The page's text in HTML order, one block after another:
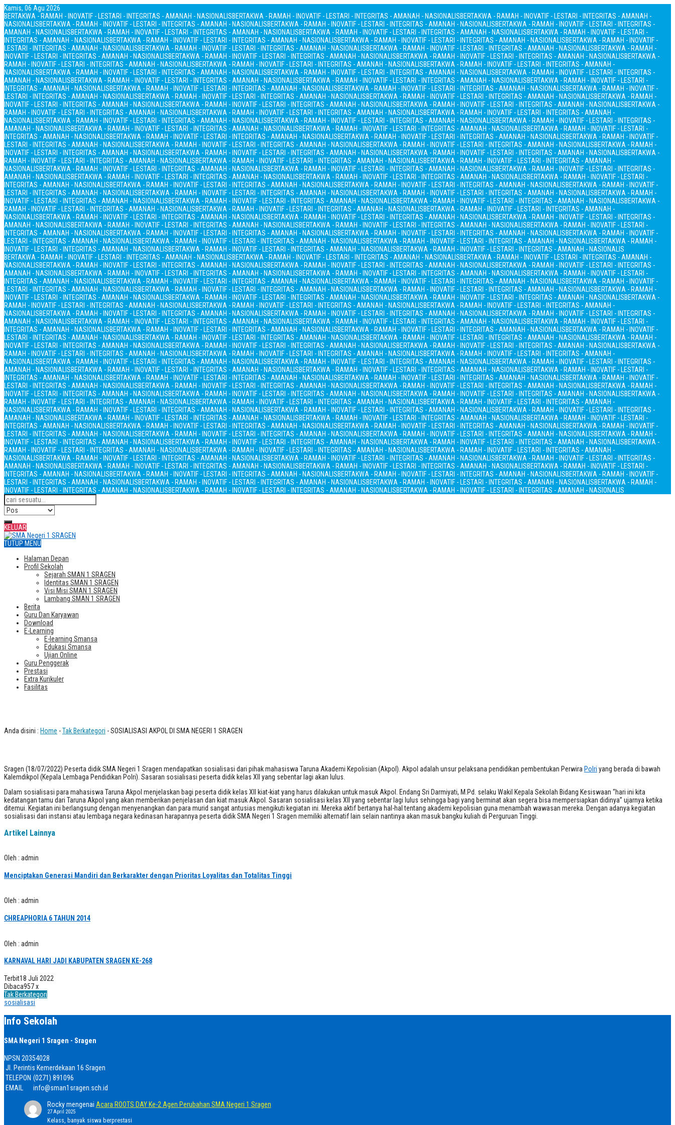
Kamis, 06 Agu 2026
BERTAKWA - RAMAH - INOVATIF - LESTARI - INTEGRITAS - AMANAH - NASIONALISBERTAKWA - RAMAH - INOVATIF - LESTARI - INTEGRITAS - AMANAH - NASIONALISBERTAKWA - RAMAH - INOVATIF - LESTARI - INTEGRITAS - AMANAH -
NASIONALISBERTAKWA - RAMAH - INOVATIF - LESTARI - INTEGRITAS - AMANAH - NASIONALISBERTAKWA - RAMAH - INOVATIF - LESTARI - INTEGRITAS - AMANAH - NASIONALISBERTAKWA - RAMAH - INOVATIF - LESTARI - INTEGRITAS -
AMANAH - NASIONALISBERTAKWA - RAMAH - INOVATIF - LESTARI - INTEGRITAS - AMANAH - NASIONALISBERTAKWA - RAMAH - INOVATIF - LESTARI - INTEGRITAS - AMANAH - NASIONALISBERTAKWA - RAMAH - INOVATIF - LESTARI -
INTEGRITAS - AMANAH - NASIONALISBERTAKWA - RAMAH - INOVATIF - LESTARI - INTEGRITAS - AMANAH - NASIONALISBERTAKWA - RAMAH - INOVATIF - LESTARI - INTEGRITAS - AMANAH - NASIONALISBERTAKWA - RAMAH - INOVATIF -
LESTARI - INTEGRITAS - AMANAH - NASIONALISBERTAKWA - RAMAH - INOVATIF - LESTARI - INTEGRITAS - AMANAH - NASIONALISBERTAKWA - RAMAH - INOVATIF - LESTARI - INTEGRITAS - AMANAH - NASIONALISBERTAKWA - RAMAH -
INOVATIF - LESTARI - INTEGRITAS - AMANAH - NASIONALISBERTAKWA - RAMAH - INOVATIF - LESTARI - INTEGRITAS - AMANAH - NASIONALISBERTAKWA - RAMAH - INOVATIF - LESTARI - INTEGRITAS - AMANAH - NASIONALISBERTAKWA -
RAMAH - INOVATIF - LESTARI - INTEGRITAS - AMANAH - NASIONALISBERTAKWA - RAMAH - INOVATIF - LESTARI - INTEGRITAS - AMANAH - NASIONALISBERTAKWA - RAMAH - INOVATIF - LESTARI - INTEGRITAS - AMANAH -
NASIONALISBERTAKWA - RAMAH - INOVATIF - LESTARI - INTEGRITAS - AMANAH - NASIONALISBERTAKWA - RAMAH - INOVATIF - LESTARI - INTEGRITAS - AMANAH - NASIONALISBERTAKWA - RAMAH - INOVATIF - LESTARI - INTEGRITAS -
AMANAH - NASIONALISBERTAKWA - RAMAH - INOVATIF - LESTARI - INTEGRITAS - AMANAH - NASIONALISBERTAKWA - RAMAH - INOVATIF - LESTARI - INTEGRITAS - AMANAH - NASIONALISBERTAKWA - RAMAH - INOVATIF - LESTARI -
INTEGRITAS - AMANAH - NASIONALISBERTAKWA - RAMAH - INOVATIF - LESTARI - INTEGRITAS - AMANAH - NASIONALISBERTAKWA - RAMAH - INOVATIF - LESTARI - INTEGRITAS - AMANAH - NASIONALISBERTAKWA - RAMAH - INOVATIF -
LESTARI - INTEGRITAS - AMANAH - NASIONALISBERTAKWA - RAMAH - INOVATIF - LESTARI - INTEGRITAS - AMANAH - NASIONALISBERTAKWA - RAMAH - INOVATIF - LESTARI - INTEGRITAS - AMANAH - NASIONALISBERTAKWA - RAMAH -
INOVATIF - LESTARI - INTEGRITAS - AMANAH - NASIONALISBERTAKWA - RAMAH - INOVATIF - LESTARI - INTEGRITAS - AMANAH - NASIONALISBERTAKWA - RAMAH - INOVATIF - LESTARI - INTEGRITAS - AMANAH - NASIONALISBERTAKWA -
RAMAH - INOVATIF - LESTARI - INTEGRITAS - AMANAH - NASIONALISBERTAKWA - RAMAH - INOVATIF - LESTARI - INTEGRITAS - AMANAH - NASIONALISBERTAKWA - RAMAH - INOVATIF - LESTARI - INTEGRITAS - AMANAH -
NASIONALISBERTAKWA - RAMAH - INOVATIF - LESTARI - INTEGRITAS - AMANAH - NASIONALISBERTAKWA - RAMAH - INOVATIF - LESTARI - INTEGRITAS - AMANAH - NASIONALISBERTAKWA - RAMAH - INOVATIF - LESTARI - INTEGRITAS -
AMANAH - NASIONALISBERTAKWA - RAMAH - INOVATIF - LESTARI - INTEGRITAS - AMANAH - NASIONALISBERTAKWA - RAMAH - INOVATIF - LESTARI - INTEGRITAS - AMANAH - NASIONALISBERTAKWA - RAMAH - INOVATIF - LESTARI -
INTEGRITAS - AMANAH - NASIONALISBERTAKWA - RAMAH - INOVATIF - LESTARI - INTEGRITAS - AMANAH - NASIONALISBERTAKWA - RAMAH - INOVATIF - LESTARI - INTEGRITAS - AMANAH - NASIONALISBERTAKWA - RAMAH - INOVATIF -
LESTARI - INTEGRITAS - AMANAH - NASIONALISBERTAKWA - RAMAH - INOVATIF - LESTARI - INTEGRITAS - AMANAH - NASIONALISBERTAKWA - RAMAH - INOVATIF - LESTARI - INTEGRITAS - AMANAH - NASIONALISBERTAKWA - RAMAH -
INOVATIF - LESTARI - INTEGRITAS - AMANAH - NASIONALISBERTAKWA - RAMAH - INOVATIF - LESTARI - INTEGRITAS - AMANAH - NASIONALISBERTAKWA - RAMAH - INOVATIF - LESTARI - INTEGRITAS - AMANAH - NASIONALISBERTAKWA -
RAMAH - INOVATIF - LESTARI - INTEGRITAS - AMANAH - NASIONALISBERTAKWA - RAMAH - INOVATIF - LESTARI - INTEGRITAS - AMANAH - NASIONALISBERTAKWA - RAMAH - INOVATIF - LESTARI - INTEGRITAS - AMANAH -
NASIONALISBERTAKWA - RAMAH - INOVATIF - LESTARI - INTEGRITAS - AMANAH - NASIONALISBERTAKWA - RAMAH - INOVATIF - LESTARI - INTEGRITAS - AMANAH - NASIONALISBERTAKWA - RAMAH - INOVATIF - LESTARI - INTEGRITAS -
AMANAH - NASIONALISBERTAKWA - RAMAH - INOVATIF - LESTARI - INTEGRITAS - AMANAH - NASIONALISBERTAKWA - RAMAH - INOVATIF - LESTARI - INTEGRITAS - AMANAH - NASIONALISBERTAKWA - RAMAH - INOVATIF - LESTARI -
INTEGRITAS - AMANAH - NASIONALISBERTAKWA - RAMAH - INOVATIF - LESTARI - INTEGRITAS - AMANAH - NASIONALISBERTAKWA - RAMAH - INOVATIF - LESTARI - INTEGRITAS - AMANAH - NASIONALISBERTAKWA - RAMAH - INOVATIF -
LESTARI - INTEGRITAS - AMANAH - NASIONALISBERTAKWA - RAMAH - INOVATIF - LESTARI - INTEGRITAS - AMANAH - NASIONALISBERTAKWA - RAMAH - INOVATIF - LESTARI - INTEGRITAS - AMANAH - NASIONALISBERTAKWA - RAMAH -
INOVATIF - LESTARI - INTEGRITAS - AMANAH - NASIONALISBERTAKWA - RAMAH - INOVATIF - LESTARI - INTEGRITAS - AMANAH - NASIONALISBERTAKWA - RAMAH - INOVATIF - LESTARI - INTEGRITAS - AMANAH - NASIONALISBERTAKWA -
RAMAH - INOVATIF - LESTARI - INTEGRITAS - AMANAH - NASIONALISBERTAKWA - RAMAH - INOVATIF - LESTARI - INTEGRITAS - AMANAH - NASIONALISBERTAKWA - RAMAH - INOVATIF - LESTARI - INTEGRITAS - AMANAH -
NASIONALISBERTAKWA - RAMAH - INOVATIF - LESTARI - INTEGRITAS - AMANAH - NASIONALISBERTAKWA - RAMAH - INOVATIF - LESTARI - INTEGRITAS - AMANAH - NASIONALISBERTAKWA - RAMAH - INOVATIF - LESTARI - INTEGRITAS -
AMANAH - NASIONALISBERTAKWA - RAMAH - INOVATIF - LESTARI - INTEGRITAS - AMANAH - NASIONALISBERTAKWA - RAMAH - INOVATIF - LESTARI - INTEGRITAS - AMANAH - NASIONALISBERTAKWA - RAMAH - INOVATIF - LESTARI -
INTEGRITAS - AMANAH - NASIONALISBERTAKWA - RAMAH - INOVATIF - LESTARI - INTEGRITAS - AMANAH - NASIONALISBERTAKWA - RAMAH - INOVATIF - LESTARI - INTEGRITAS - AMANAH - NASIONALISBERTAKWA - RAMAH - INOVATIF -
LESTARI - INTEGRITAS - AMANAH - NASIONALISBERTAKWA - RAMAH - INOVATIF - LESTARI - INTEGRITAS - AMANAH - NASIONALISBERTAKWA - RAMAH - INOVATIF - LESTARI - INTEGRITAS - AMANAH - NASIONALISBERTAKWA - RAMAH -
INOVATIF - LESTARI - INTEGRITAS - AMANAH - NASIONALISBERTAKWA - RAMAH - INOVATIF - LESTARI - INTEGRITAS - AMANAH - NASIONALISBERTAKWA - RAMAH - INOVATIF - LESTARI - INTEGRITAS - AMANAH - NASIONALIS
BERTAKWA - RAMAH - INOVATIF - LESTARI - INTEGRITAS - AMANAH - NASIONALISBERTAKWA - RAMAH - INOVATIF - LESTARI - INTEGRITAS - AMANAH - NASIONALISBERTAKWA - RAMAH - INOVATIF - LESTARI - INTEGRITAS - AMANAH -
NASIONALISBERTAKWA - RAMAH - INOVATIF - LESTARI - INTEGRITAS - AMANAH - NASIONALISBERTAKWA - RAMAH - INOVATIF - LESTARI - INTEGRITAS - AMANAH - NASIONALISBERTAKWA - RAMAH - INOVATIF - LESTARI - INTEGRITAS -
AMANAH - NASIONALISBERTAKWA - RAMAH - INOVATIF - LESTARI - INTEGRITAS - AMANAH - NASIONALISBERTAKWA - RAMAH - INOVATIF - LESTARI - INTEGRITAS - AMANAH - NASIONALISBERTAKWA - RAMAH - INOVATIF - LESTARI -
INTEGRITAS - AMANAH - NASIONALISBERTAKWA - RAMAH - INOVATIF - LESTARI - INTEGRITAS - AMANAH - NASIONALISBERTAKWA - RAMAH - INOVATIF - LESTARI - INTEGRITAS - AMANAH - NASIONALISBERTAKWA - RAMAH - INOVATIF -
LESTARI - INTEGRITAS - AMANAH - NASIONALISBERTAKWA - RAMAH - INOVATIF - LESTARI - INTEGRITAS - AMANAH - NASIONALISBERTAKWA - RAMAH - INOVATIF - LESTARI - INTEGRITAS - AMANAH - NASIONALISBERTAKWA - RAMAH -
INOVATIF - LESTARI - INTEGRITAS - AMANAH - NASIONALISBERTAKWA - RAMAH - INOVATIF - LESTARI - INTEGRITAS - AMANAH - NASIONALISBERTAKWA - RAMAH - INOVATIF - LESTARI - INTEGRITAS - AMANAH - NASIONALISBERTAKWA -
RAMAH - INOVATIF - LESTARI - INTEGRITAS - AMANAH - NASIONALISBERTAKWA - RAMAH - INOVATIF - LESTARI - INTEGRITAS - AMANAH - NASIONALISBERTAKWA - RAMAH - INOVATIF - LESTARI - INTEGRITAS - AMANAH -
NASIONALISBERTAKWA - RAMAH - INOVATIF - LESTARI - INTEGRITAS - AMANAH - NASIONALISBERTAKWA - RAMAH - INOVATIF - LESTARI - INTEGRITAS - AMANAH - NASIONALISBERTAKWA - RAMAH - INOVATIF - LESTARI - INTEGRITAS -
AMANAH - NASIONALISBERTAKWA - RAMAH - INOVATIF - LESTARI - INTEGRITAS - AMANAH - NASIONALISBERTAKWA - RAMAH - INOVATIF - LESTARI - INTEGRITAS - AMANAH - NASIONALISBERTAKWA - RAMAH - INOVATIF - LESTARI -
INTEGRITAS - AMANAH - NASIONALISBERTAKWA - RAMAH - INOVATIF - LESTARI - INTEGRITAS - AMANAH - NASIONALISBERTAKWA - RAMAH - INOVATIF - LESTARI - INTEGRITAS - AMANAH - NASIONALISBERTAKWA - RAMAH - INOVATIF -
LESTARI - INTEGRITAS - AMANAH - NASIONALISBERTAKWA - RAMAH - INOVATIF - LESTARI - INTEGRITAS - AMANAH - NASIONALISBERTAKWA - RAMAH - INOVATIF - LESTARI - INTEGRITAS - AMANAH - NASIONALISBERTAKWA - RAMAH -
INOVATIF - LESTARI - INTEGRITAS - AMANAH - NASIONALISBERTAKWA - RAMAH - INOVATIF - LESTARI - INTEGRITAS - AMANAH - NASIONALISBERTAKWA - RAMAH - INOVATIF - LESTARI - INTEGRITAS - AMANAH - NASIONALISBERTAKWA -
RAMAH - INOVATIF - LESTARI - INTEGRITAS - AMANAH - NASIONALISBERTAKWA - RAMAH - INOVATIF - LESTARI - INTEGRITAS - AMANAH - NASIONALISBERTAKWA - RAMAH - INOVATIF - LESTARI - INTEGRITAS - AMANAH -
NASIONALISBERTAKWA - RAMAH - INOVATIF - LESTARI - INTEGRITAS - AMANAH - NASIONALISBERTAKWA - RAMAH - INOVATIF - LESTARI - INTEGRITAS - AMANAH - NASIONALISBERTAKWA - RAMAH - INOVATIF - LESTARI - INTEGRITAS -
AMANAH - NASIONALISBERTAKWA - RAMAH - INOVATIF - LESTARI - INTEGRITAS - AMANAH - NASIONALISBERTAKWA - RAMAH - INOVATIF - LESTARI - INTEGRITAS - AMANAH - NASIONALISBERTAKWA - RAMAH - INOVATIF - LESTARI -
INTEGRITAS - AMANAH - NASIONALISBERTAKWA - RAMAH - INOVATIF - LESTARI - INTEGRITAS - AMANAH - NASIONALISBERTAKWA - RAMAH - INOVATIF - LESTARI - INTEGRITAS - AMANAH - NASIONALISBERTAKWA - RAMAH - INOVATIF -
LESTARI - INTEGRITAS - AMANAH - NASIONALISBERTAKWA - RAMAH - INOVATIF - LESTARI - INTEGRITAS - AMANAH - NASIONALISBERTAKWA - RAMAH - INOVATIF - LESTARI - INTEGRITAS - AMANAH - NASIONALISBERTAKWA - RAMAH -
INOVATIF - LESTARI - INTEGRITAS - AMANAH - NASIONALISBERTAKWA - RAMAH - INOVATIF - LESTARI - INTEGRITAS - AMANAH - NASIONALISBERTAKWA - RAMAH - INOVATIF - LESTARI - INTEGRITAS - AMANAH - NASIONALISBERTAKWA -
RAMAH - INOVATIF - LESTARI - INTEGRITAS - AMANAH - NASIONALISBERTAKWA - RAMAH - INOVATIF - LESTARI - INTEGRITAS - AMANAH - NASIONALISBERTAKWA - RAMAH - INOVATIF - LESTARI - INTEGRITAS - AMANAH -
NASIONALISBERTAKWA - RAMAH - INOVATIF - LESTARI - INTEGRITAS - AMANAH - NASIONALISBERTAKWA - RAMAH - INOVATIF - LESTARI - INTEGRITAS - AMANAH - NASIONALISBERTAKWA - RAMAH - INOVATIF - LESTARI - INTEGRITAS -
AMANAH - NASIONALISBERTAKWA - RAMAH - INOVATIF - LESTARI - INTEGRITAS - AMANAH - NASIONALISBERTAKWA - RAMAH - INOVATIF - LESTARI - INTEGRITAS - AMANAH - NASIONALISBERTAKWA - RAMAH - INOVATIF - LESTARI -
INTEGRITAS - AMANAH - NASIONALISBERTAKWA - RAMAH - INOVATIF - LESTARI - INTEGRITAS - AMANAH - NASIONALISBERTAKWA - RAMAH - INOVATIF - LESTARI - INTEGRITAS - AMANAH - NASIONALISBERTAKWA - RAMAH - INOVATIF -
LESTARI - INTEGRITAS - AMANAH - NASIONALISBERTAKWA - RAMAH - INOVATIF - LESTARI - INTEGRITAS - AMANAH - NASIONALISBERTAKWA - RAMAH - INOVATIF - LESTARI - INTEGRITAS - AMANAH - NASIONALISBERTAKWA - RAMAH -
INOVATIF - LESTARI - INTEGRITAS - AMANAH - NASIONALISBERTAKWA - RAMAH - INOVATIF - LESTARI - INTEGRITAS - AMANAH - NASIONALISBERTAKWA - RAMAH - INOVATIF - LESTARI - INTEGRITAS - AMANAH - NASIONALISBERTAKWA -
RAMAH - INOVATIF - LESTARI - INTEGRITAS - AMANAH - NASIONALISBERTAKWA - RAMAH - INOVATIF - LESTARI - INTEGRITAS - AMANAH - NASIONALISBERTAKWA - RAMAH - INOVATIF - LESTARI - INTEGRITAS - AMANAH -
NASIONALISBERTAKWA - RAMAH - INOVATIF - LESTARI - INTEGRITAS - AMANAH - NASIONALISBERTAKWA - RAMAH - INOVATIF - LESTARI - INTEGRITAS - AMANAH - NASIONALISBERTAKWA - RAMAH - INOVATIF - LESTARI - INTEGRITAS -
AMANAH - NASIONALISBERTAKWA - RAMAH - INOVATIF - LESTARI - INTEGRITAS - AMANAH - NASIONALISBERTAKWA - RAMAH - INOVATIF - LESTARI - INTEGRITAS - AMANAH - NASIONALISBERTAKWA - RAMAH - INOVATIF - LESTARI -
INTEGRITAS - AMANAH - NASIONALISBERTAKWA - RAMAH - INOVATIF - LESTARI - INTEGRITAS - AMANAH - NASIONALISBERTAKWA - RAMAH - INOVATIF - LESTARI - INTEGRITAS - AMANAH - NASIONALISBERTAKWA - RAMAH - INOVATIF -
LESTARI - INTEGRITAS - AMANAH - NASIONALISBERTAKWA - RAMAH - INOVATIF - LESTARI - INTEGRITAS - AMANAH - NASIONALISBERTAKWA - RAMAH - INOVATIF - LESTARI - INTEGRITAS - AMANAH - NASIONALISBERTAKWA - RAMAH -
INOVATIF - LESTARI - INTEGRITAS - AMANAH - NASIONALISBERTAKWA - RAMAH - INOVATIF - LESTARI - INTEGRITAS - AMANAH - NASIONALISBERTAKWA - RAMAH - INOVATIF - LESTARI - INTEGRITAS - AMANAH - NASIONALIS
KELUAR
TUTUP MENU
Halaman Depan
Profil Sekolah
Sejarah SMAN 1 SRAGEN
Identitas SMAN 1 SRAGEN
Visi Misi SMAN 1 SRAGEN
Lambang SMAN 1 SRAGEN
Berita
Guru Dan Karyawan
Download
E-Learning
E-learning Smansa
Edukasi Smansa
Ujian Online
Guru Penggerak
Prestasi
Extra Kurikuler
Fasilitas
Anda disini : Home -Tak Berkategori - SOSIALISASI AKPOL DI SMA NEGERI 1 SRAGEN
Sragen (18/07/2022) Peserta didik SMA Negeri 1 Sragen mendapatkan sosialisasi dari pihak mahasiswa Taruna Akademi Kepolisian (Akpol). Akpol adalah unsur pelaksana pendidikan pembentukan Perwira Polri yang berada di bawah
Kalemdikpol (Kepala Lembaga Pendidikan Polri). Sasaran sosialisasi peserta didik kelas XII yang sebentar lagi akan lulus.
Dalam sosialisasi para mahasiswa Taruna Akpol menjelaskan bagi peserta didik kelas XII kiat-kiat yang harus dilakukan untuk masuk Akpol. Endang Sri Darmiyati, M.Pd. selaku Wakil Kepala Sekolah Bidang Kesiswaan “hari ini kita
kedatangan tamu dari Taruna Akpol yang akan memberikan penjelasan dan kiat masuk Akpol. Sasaran sosialisasi kelas XII yang sebentar lagi lulus sehingga bagi yang berminat akan segera bisa mempersiapkan didinya” ujarnya ketika
ditemui. Kegiatan ini berlangsung dengan menyenangkan dan para murid sangat antusias mengikuti kegiatan ini. Mereka aktif bertanya hal-hal tentang akademi kepolisian guna menambah wawasan mereka. Dengan adanya kegiatan
sosialisasi dari instansi atau lembaga negara kedinasan harapannya peserta didik SMA Negeri 1 Sragen memiliki alternatif lain selain nantinya akan masuk bangku kuliah di Perguruan Tinggi.
Artikel Lainnya
Oleh : admin
Menciptakan Generasi Mandiri dan Berkarakter dengan Prioritas Loyalitas dan Totalitas Tinggi
Oleh : admin
CHREAPHORIA 6 TAHUN 2014
Oleh : admin
KARNAVAL HARI JADI KABUPATEN SRAGEN KE-268
Terbit18 Juli 2022
Dibaca957 x
Tak Berkategori
sosialisasi
Info Sekolah
SMA Negeri 1 Sragen - Sragen
NPSN 20354028
Jl. Perintis Kemerdekaan 16 Sragen
TELEPON (0271) 891096
EMAIL
info@sman1sragen.sch.id
Rockymengenai Acara ROOTS DAY Ke-2 Agen Perubahan SMA Negeri 1 Sragen
27 April 2025
Kelass, banyak siswa berprestasi